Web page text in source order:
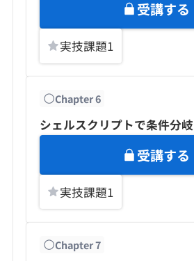
受講する
実技課題1
Chapter6
シェルスクリプトで条件分岐
受講する
実技課題1
Chapter7